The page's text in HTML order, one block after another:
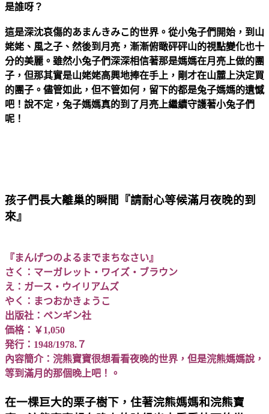
是誰呀？
這是深沈哀傷的あまんきみこ的世界。從小兔子們開始，到山
姥姥、風之子、然後到月亮，漸漸俯瞰砰砰山的視點變化也十
分的美麗。雖然小兔子們深深相信著那是媽媽在月亮上做的團
子，但那其實是山姥姥高興地捧在手上，剛才在山麓上決定買
的團子。儘管如此，但不管如何，留下的都是兔子媽媽的遺憾
吧！說不定，兔子媽媽真的到了月亮上繼續守護著小兔子們
呢！
孩子們長大離巢的瞬間『請耐心等候滿月夜晚的到
來』
『まんげつのよるまでまちなさい』
さく：マーガレット・ワイズ・ブラウン
え：ガース・ウイリアムズ
やく：まつおかきょうこ
出版社：ペンギン社
価格：￥1,050
発行：1948/1978.７
內容簡介：浣熊寶寶很想看看夜晚的世界，但是浣熊媽媽說，
等到滿月的那個晚上吧！。
在一棵巨大的栗子樹下，住著浣熊媽媽和浣熊寶